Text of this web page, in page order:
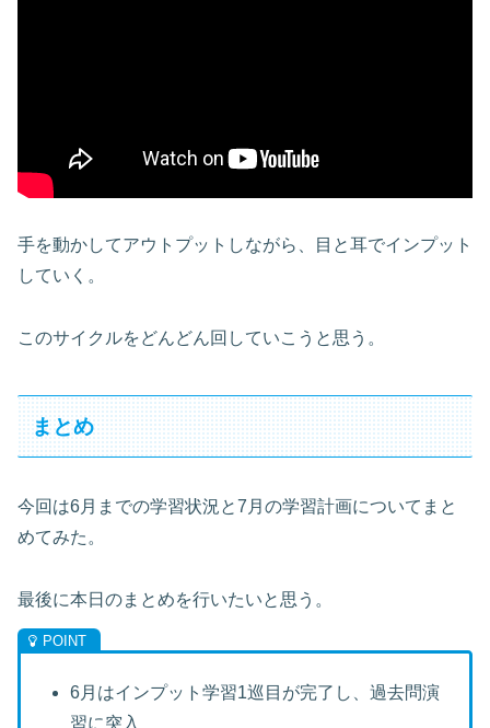
手を動かしてアウトプットしながら、目と耳でインプット
していく。
このサイクルをどんどん回していこうと思う。
まとめ
今回は6月までの学習状況と7月の学習計画についてまと
めてみた。
最後に本日のまとめを行いたいと思う。
6月はインプット学習1巡目が完了し、過去問演
習に突入